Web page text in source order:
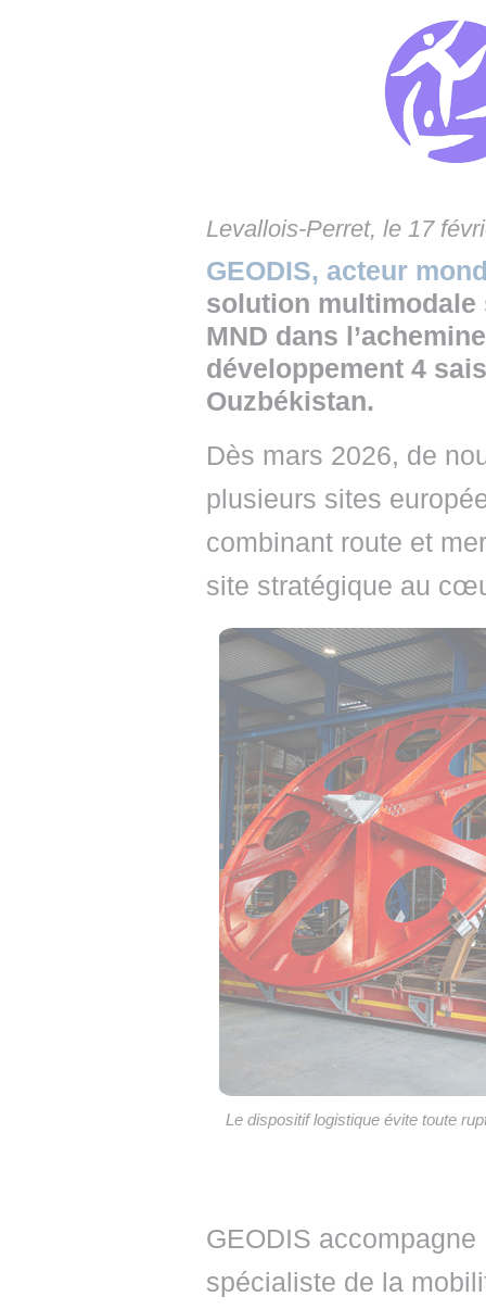
👉 PRENDRE LA PAROLE
👉 PLANNING EDITORIAL
•
•
👉
Levallois-Perret, le 17
GEODIS, acteur
solution multimodale
MND dans
développement 4
Ouzbékistan.
Dès mars 2026, de
plusieurs sites
combinant route et
site stratégique au
Le dispositif logistique évite toute
GEODIS
spécialiste de la